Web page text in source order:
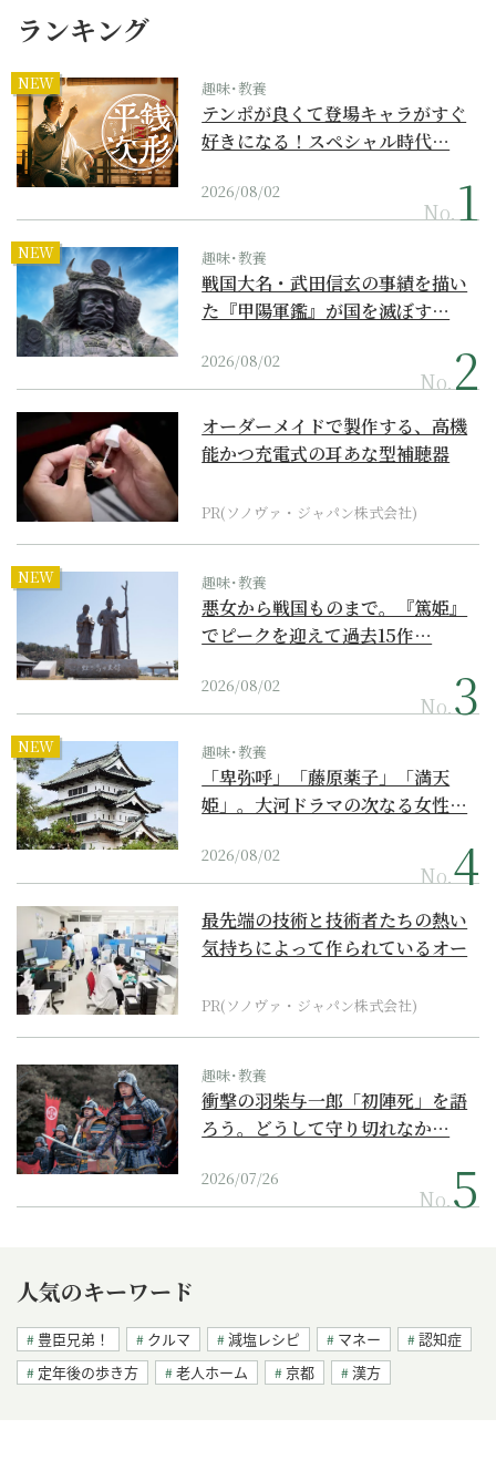
ランキング
NEW 趣味･教養
テンポが良くて登場キャラがすぐ
好きになる！スペシャル時代…
2026/08/02
No.
NEW 趣味･教養
戦国大名・武田信玄の事績を描い
た『甲陽軍鑑』が国を滅ぼす…
2026/08/02
No.
オーダーメイドで製作する、高機
能かつ充電式の耳あな型補聴器
PR(ソノヴァ・ジャパン株式会社)
NEW 趣味･教養
悪女から戦国ものまで。『篤姫』
でピークを迎えて過去15作…
2026/08/02
No.
NEW 趣味･教養
「卑弥呼」「藤原薬子」「満天
姫」。大河ドラマの次なる女性…
2026/08/02
No.
最先端の技術と技術者たちの熱い
気持ちによって作られているオー
PR(ソノヴァ・ジャパン株式会社)
趣味･教養
衝撃の羽柴与一郎「初陣死」を語
ろう。どうして守り切れなか…
2026/07/26
No.
人気のキーワード
豊臣兄弟！ クルマ 減塩レシピ マネー
認知症
定年後の歩き方
老人ホーム 京都 漢方